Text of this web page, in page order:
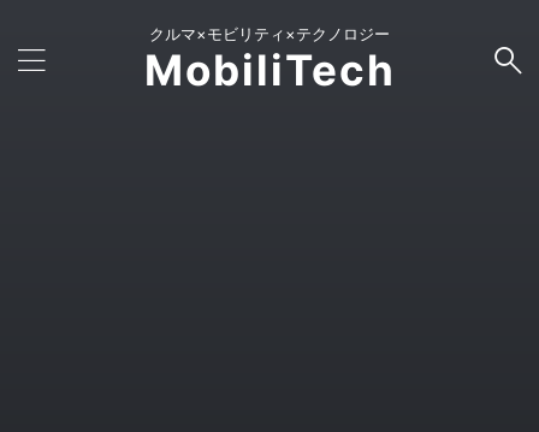
クルマ×モビリティ×テクノロジー
MobiliTech